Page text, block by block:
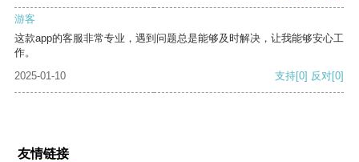
游客
这款app的客服非常专业，遇到问题总是能够及时解决，让我能够安心工
作。
2025-01-10
支持[0] 反对[0]
友情链接